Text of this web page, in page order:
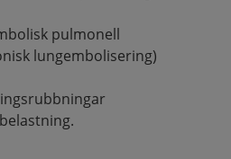
pulmonell
lungembolisering)